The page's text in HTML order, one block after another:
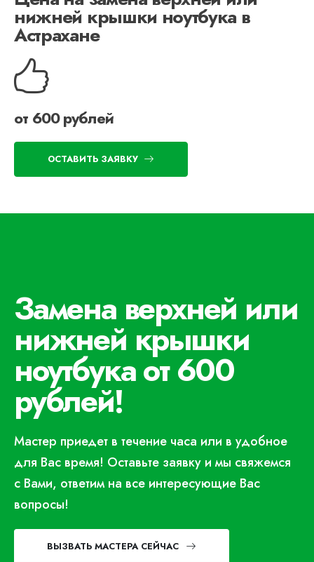
нижней крышки ноутбука в
Астрахане
от 600 рублей
ОСТАВИТЬ ЗАЯВКУ
Замена верхней или
нижней крышки
ноутбука от 600
рублей!
Мастер приедет в течение часа или в удобное
для Вас время! Оставьте заявку и мы свяжемся
с Вами, ответим на все интересующие Вас
вопросы!
ВЫЗВАТЬ МАСТЕРА СЕЙЧАС